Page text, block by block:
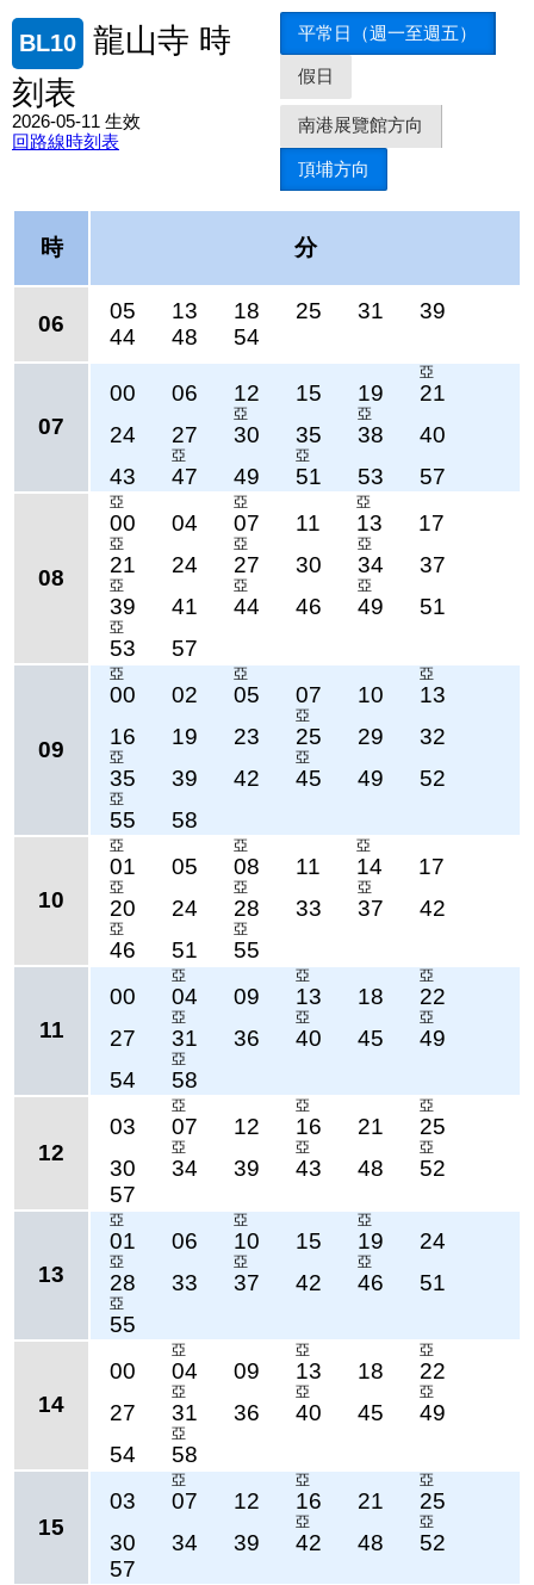
BL10
龍山寺 時
刻表
2026-05-11 生效
回路線時刻表
平常日（週一至週五）
假日
南港展覽館方向
頂埔方向
時 分
06
05 13 18 25 31
39
44
48 54
07
00 06 12 15 19
亞
21
24
27
亞
30 35
亞
38
40
43
亞
47 49
亞
51 53 57
08
亞
00 04
亞
07 11
亞
13 17
亞
21 24
亞
27 30
亞
34 37
亞
39 41
亞
44 46
亞
49 51
亞
53 57
09
亞
00 02
亞
05 07 10
亞
13
16
19 23
亞
25 29 32
亞
35 39 42
亞
45 49 52
亞
55 58
10
亞
01 05
亞
08 11
亞
14 17
亞
20 24
亞
28 33
亞
37 42
亞
46 51
亞
55
11
00
亞
04 09
亞
13 18
亞
22
27
亞
31 36
亞
40 45
亞
49
54
亞
58
12
03
亞
07 12
亞
16 21
亞
25
30
亞
34 39
亞
43 48
亞
52
57
13
亞
01 06
亞
10 15
亞
19 24
亞
28 33
亞
37 42
亞
46 51
亞
55
14
00
亞
04 09
亞
13 18
亞
22
27
亞
31 36
亞
40 45
亞
49
54
亞
58
15
03
亞
07 12
亞
16 21
亞
25
30
34 39
亞
42 48
亞
52
57